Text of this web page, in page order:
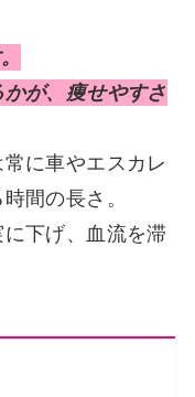
が、痩せやすさ
に車やエスカレ
間の長さ。
下げ、血流を滞